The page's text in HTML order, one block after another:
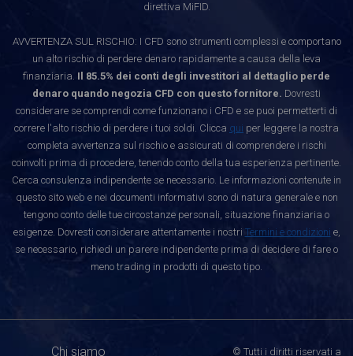
direttiva MiFID.
AVVERTENZA SUL RISCHIO: I CFD sono strumenti complessi e comportano
un alto rischio di perdere denaro rapidamente a causa della leva
finanziaria. Il 85.5% dei conti degli investitori al dettaglio perde
denaro quando negozia CFD con questo fornitore. Dovresti
considerare se comprendi come funzionano i CFD e se puoi permetterti di
correre l'alto rischio di perdere i tuoi soldi. Clicca qui per leggere la nostra
completa avvertenza sul rischio e assicurati di comprendere i rischi
coinvolti prima di procedere, tenendo conto della tua esperienza pertinente.
Cerca consulenza indipendente se necessario. Le informazioni contenute in
questo sito web e nei documenti informativi sono di natura generale e non
tengono conto delle tue circostanze personali, situazione finanziaria o
esigenze. Dovresti considerare attentamente i nostri Termini e condizioni e,
se necessario, richiedi un parere indipendente prima di decidere di fare o
meno trading in prodotti di questo tipo.
Chi siamo © Tutti i diritti riservati a